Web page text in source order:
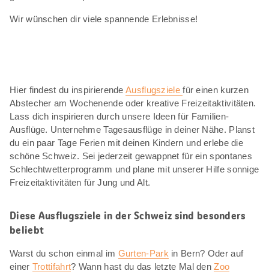
Wir wünschen dir viele spannende Erlebnisse!
Hier findest du inspirierendeAusflugszielefür einen kurzen
Abstecher am Wochenende oder kreative Freizeitaktivitäten.
Lass dich inspirieren durch unsere Ideen für Familien-
Ausflüge. Unternehme Tagesausflüge in deiner Nähe. Planst
du ein paar Tage Ferien mit deinen Kindern und erlebe die
schöne Schweiz. Sei jederzeit gewappnet für ein spontanes
Schlechtwetterprogramm und plane mit unserer Hilfe sonnige
Freizeitaktivitäten für Jung und Alt.
Diese Ausflugsziele in der Schweiz sind besonders
beliebt
Warst du schon einmal im Gurten-Park in Bern? Oder auf
einer Trottifahrt? Wann hast du das letzte Mal denZoo